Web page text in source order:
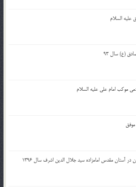
علیه السلام
(ع) سال 93
موکب امام علی علیه السلام
در آستان مقدس امامزاده سید جلال الدین اشرف سال 1396